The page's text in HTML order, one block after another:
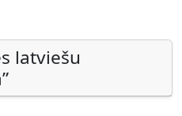
latviešu